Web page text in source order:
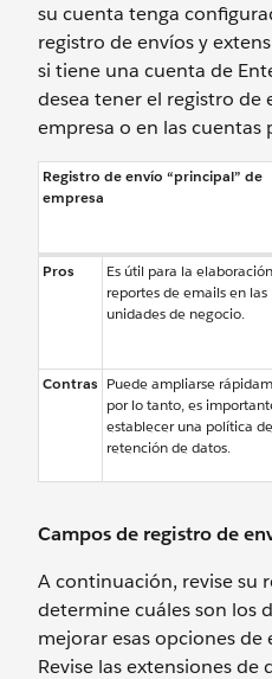
su cuenta tenga
registro de envíos y
si tiene una cuenta de
desea tener el registro de
empresa o en las cuentas
Registro de envío “principal” de
empresa
Pros
Es útil para la
reportes de emails en las
unidades de negocio.
Contras Puede ampliarse
por lo tanto, es
establecer una política de
retención de datos.
Campos de registro de
A continuación, revise su
determine cuáles son los
mejorar esas opciones
Revise las extensiones de